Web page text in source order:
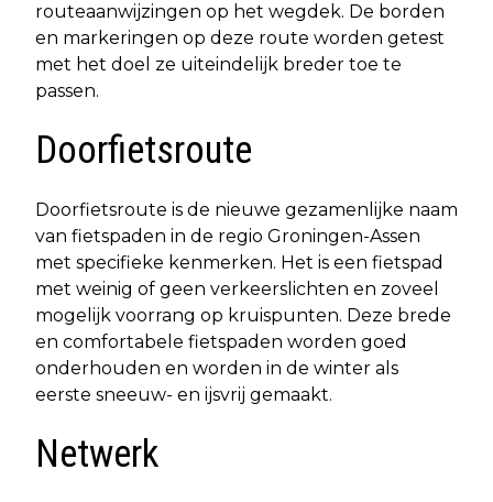
routeaanwijzingen op het wegdek. De borden
en markeringen op deze route worden getest
met het doel ze uiteindelijk breder toe te
passen.
Doorfietsroute
Doorfietsroute is de nieuwe gezamenlijke naam
van fietspaden in de regio Groningen-Assen
met specifieke kenmerken. Het is een fietspad
met weinig of geen verkeerslichten en zoveel
mogelijk voorrang op kruispunten. Deze brede
en comfortabele fietspaden worden goed
onderhouden en worden in de winter als
eerste sneeuw- en ijsvrij gemaakt.
Netwerk